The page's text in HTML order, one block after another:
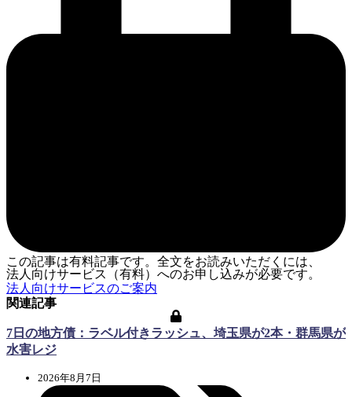
この記事は有料記事です。全文をお読みいただくには、
法人向けサービス（有料）へのお申し込みが必要です。
法人向けサービスのご案内
関連記事
7日の地方債：ラベル付きラッシュ、埼玉県が2本・群馬県が
水害レジ
2026年8月7日